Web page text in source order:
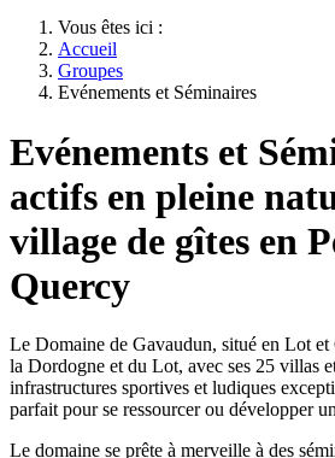
Vous êtes ici :
Accueil
Groupes
Evénements et Séminaires
Evénements et
actifs en pleine
village de gîtes en
Quercy
Le Domaine de Gavaudun, situé en Lot et
la Dordogne et du Lot, avec ses 25 villas
infrastructures sportives et ludiques
parfait pour se ressourcer ou développer
Le domaine se prête à merveille à des